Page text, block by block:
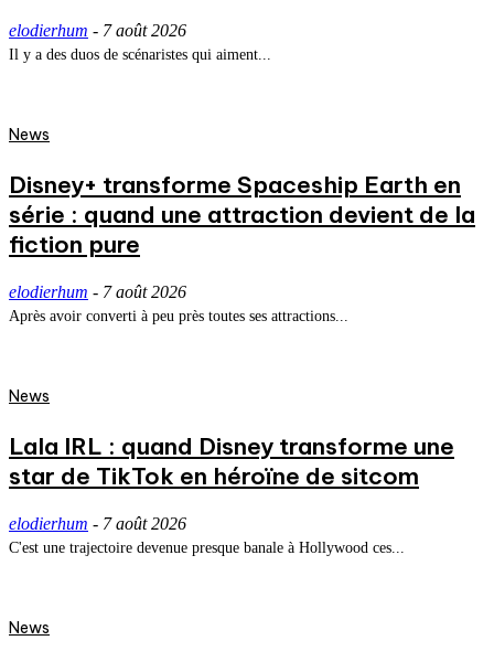
elodierhum - 7 août 2026
Il y a des duos de scénaristes qui aiment...
News
Disney+ transforme Spaceship Earth en
série : quand une attraction devient de la
fiction pure
elodierhum - 7 août 2026
Après avoir converti à peu près toutes ses attractions...
News
Lala IRL : quand Disney transforme une
star de TikTok en héroïne de sitcom
elodierhum - 7 août 2026
C'est une trajectoire devenue presque banale à Hollywood ces...
News